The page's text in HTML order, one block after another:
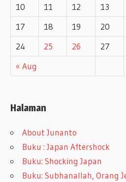
« Aug
10
11 12 13
17
18 19 20
24
25 26 27
Halaman
About Junanto
Buku : Japan Aftershock
Buku: Shocking Japan
Buku: Subhanallah, Orang